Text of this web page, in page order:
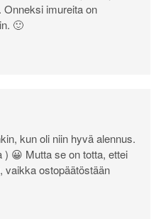
imureita on
🙂
kun oli niin hyvä alennus.
😀 Mutta se on totta, ettei
vaikka ostopäätöstään